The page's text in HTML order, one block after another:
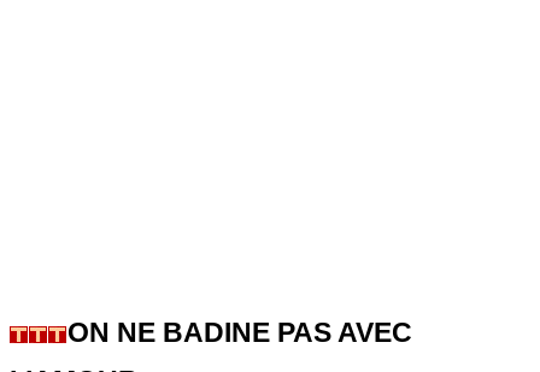
ON NE BADINE PAS AVEC